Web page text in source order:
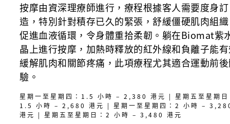
按摩由資深理療師進行，療程根據客人需要度身訂
造，特別針對積存已久的緊張，舒緩僵硬肌肉組
促進血液循環，令身體重拾柔韌。躺在Biomat紫
晶上進行按摩，加熱時釋放的紅外線和負離子能
緩解肌肉和關節疼痛，此項療程尤其適合運動前
驗。
星期一至星期四：1.5 小時 – 2,380 港元 | 星期五至星期日
1.5 小時 – 2,680 港元 | 星期一至星期四：2 小時 –
港元 | 星期五至星期日：2 小時 – 3,480 港元